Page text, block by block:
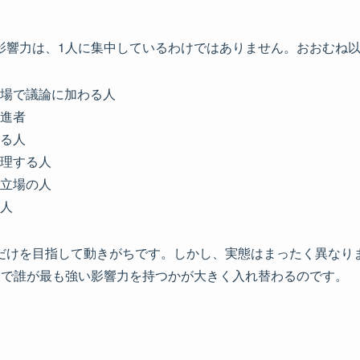
力は、1人に集中しているわけではありません。おおむね
で議論に加わる人
者
人
する人
場の人
を目指して動きがちです。しかし、実態はまったく異な
が最も強い影響力を持つかが大きく入れ替わるのです。